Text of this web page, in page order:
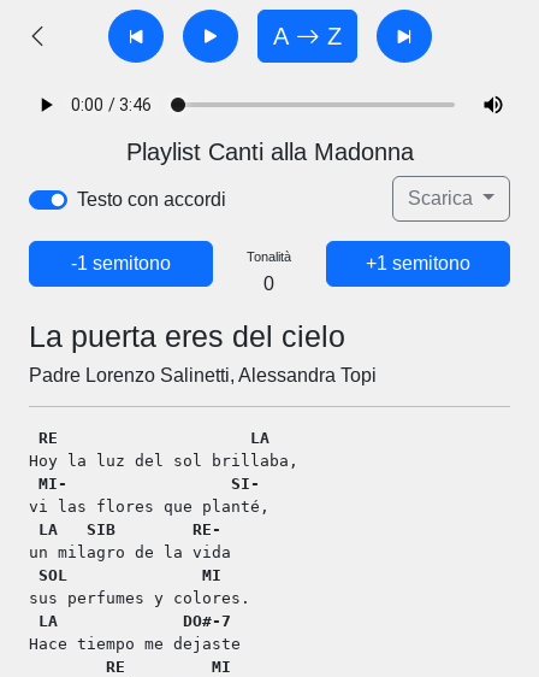
A Z
Playlist Canti alla Madonna
Testo con accordi Scarica
-1 semitono Tonalità
0
+1 semitono
La puerta eres del cielo
Padre Lorenzo Salinetti, Alessandra Topi
RE
LA
Hoy la luz del sol brillaba,
MI-
SI-
vi las flores que planté,
LA
SIB
RE-
un milagro de la vida
SOL
MI
sus perfumes y colores.
LA
DO#-7
Hace tiempo me dejaste
RE
MI